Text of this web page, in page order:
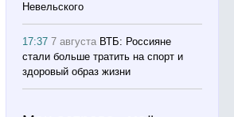
Невельского
17:377 августа ВТБ: Россияне
стали больше тратить на спорт и
здоровый образ жизни